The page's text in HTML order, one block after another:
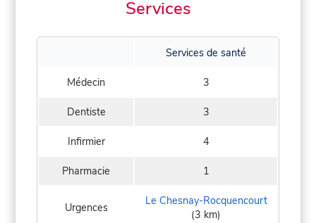
Services
Services de santé
Médecin 3
Dentiste 3
Infirmier 4
Pharmacie 1
Urgences
Le Chesnay-Rocquencourt
(3 km)